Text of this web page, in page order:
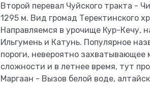
Второй перевал Чуйского тракта -
1295 м. Вид громад Теректинского
Направляемся в урочище Кур-Кечу,
Ильгумень и Катунь. Популярное
пороги, невероятно
сложности и в летнее время, тут
Маргаан - Вызов белой воде,